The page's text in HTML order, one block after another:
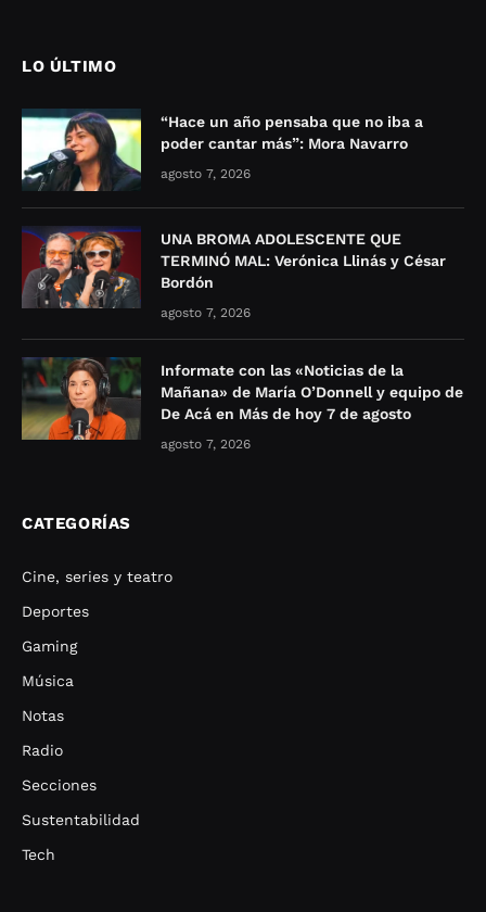
LO ÚLTIMO
“Hace un año pensaba que no iba a
poder cantar más”: Mora Navarro
agosto 7, 2026
UNA BROMA ADOLESCENTE QUE
TERMINÓ MAL: Verónica Llinás y César
Bordón
agosto 7, 2026
Informate con las «Noticias de la
Mañana» de María O’Donnell y equipo de
De Acá en Más de hoy 7 de agosto
agosto 7, 2026
CATEGORÍAS
Cine, series y teatro
Deportes
Gaming
Música
Notas
Radio
Secciones
Sustentabilidad
Tech